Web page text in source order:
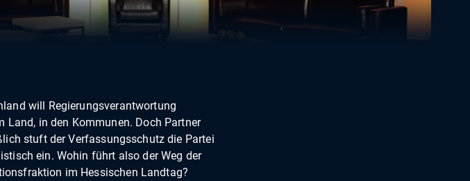
will Regierungsverantwortung
Land, in den Kommunen. Doch Partner
stuft der Verfassungsschutz die Partei
ein. Wohin führt also der Weg der
im Hessischen Landtag?